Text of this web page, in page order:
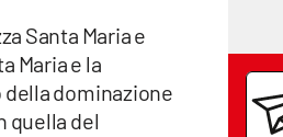
Santa Maria e
Maria e la
dominazione
quella del